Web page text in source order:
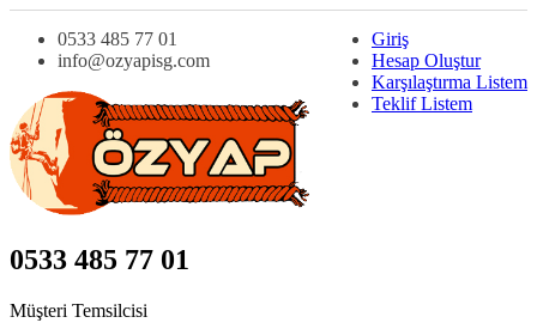
0533 485 77 01
info@ozyapisg.com
Giriş
Hesap Oluştur
Karşılaştırma Listem
Teklif Listem
0533 485 77 01
Müşteri Temsilcisi